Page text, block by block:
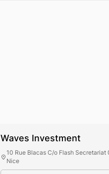
Waves Investment
10 Rue Blacas C/o Flash Secretariat
Nice